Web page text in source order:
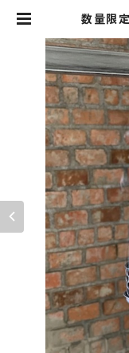
数量限
ンセン